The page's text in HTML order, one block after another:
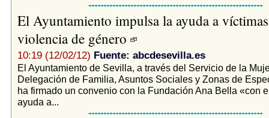
El Ayuntamiento impulsa la ayuda a
violencia de género
10:19 (12/02/12) Fuente: abcdesevilla.es
El Ayuntamiento de Sevilla, a través del Servicio de la
Delegación de Familia, Asuntos Sociales y Zonas de
ha firmado un convenio con la Fundación Ana Bella «con
ayuda a...